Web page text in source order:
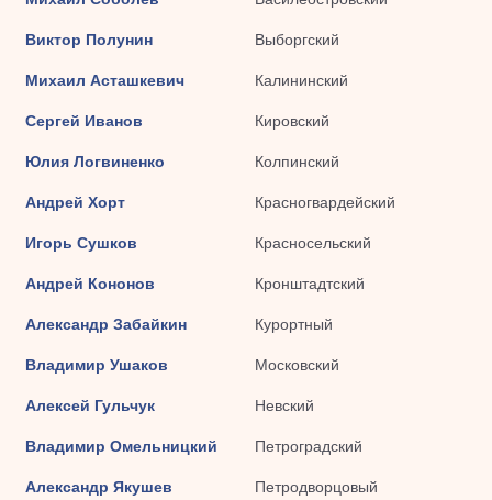
Виктор Полунин Выборгский
Михаил Асташкевич Калининский
Сергей Иванов Кировский
Юлия Логвиненко Колпинский
Андрей Хорт Красногвардейский
Игорь Сушков Красносельский
Андрей Кононов Кронштадтский
Александр Забайкин Курортный
Владимир Ушаков Московский
Алексей Гульчук Невский
Владимир Омельницкий Петроградский
Александр Якушев Петродворцовый